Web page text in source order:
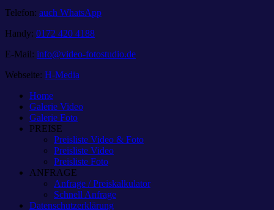
Bar
Telefon: auch WhatsApp
Handy: 0172 420 4188
E-Mail: info@video-fotostudio.de
Webseite: H-Media
Home
Galerie Video
Galerie Foto
PREISE
Preisliste Video & Foto
Preisliste Video
Preisliste Foto
ANFRAGE
Anfrage / Preiskalkulator
Schnell Anfrage
Datenschutzerklärung